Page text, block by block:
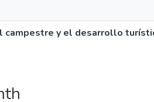
campestre y el desarrollo